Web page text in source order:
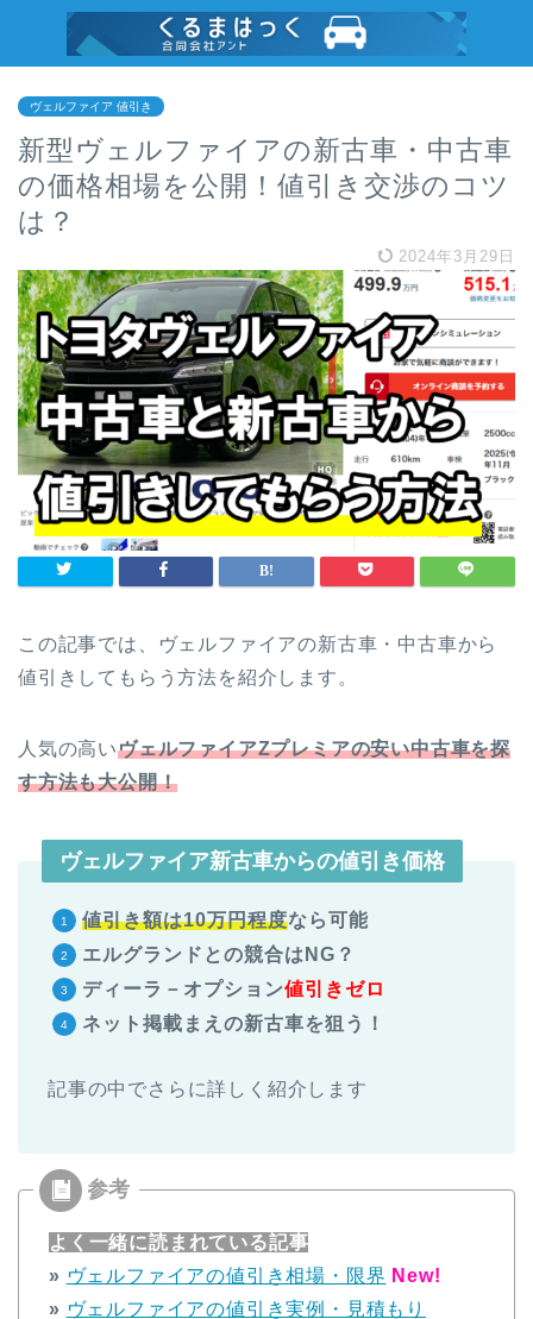
ヴェルファイア 値引き
新型ヴェルファイアの新古車・中古車
の価格相場を公開！値引き交渉のコツ
は？
2024年3月29日
この記事では、ヴェルファイアの新古車・中古車から
値引きしてもらう方法を紹介します。
人気の高いヴェルファイアZプレミアの安い中古車を探
す方法も大公開！
ヴェルファイア新古車からの値引き価格
値引き額は10万円程度なら可能
エルグランドとの競合はNG？
ディーラ－オプション値引きゼロ
ネット掲載まえの新古車を狙う！
記事の中でさらに詳しく紹介します
よく一緒に読まれている記事
» ヴェルファイアの値引き相場・限界 New!
» ヴェルファイアの値引き実例・見積もり